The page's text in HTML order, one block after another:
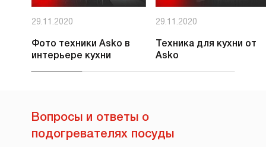
29.11.2020
Фото техники Asko в
интерьере кухни
29.11.2020
Техника для кухни от
Asko
Вопросы и ответы о
подогревателях посуды